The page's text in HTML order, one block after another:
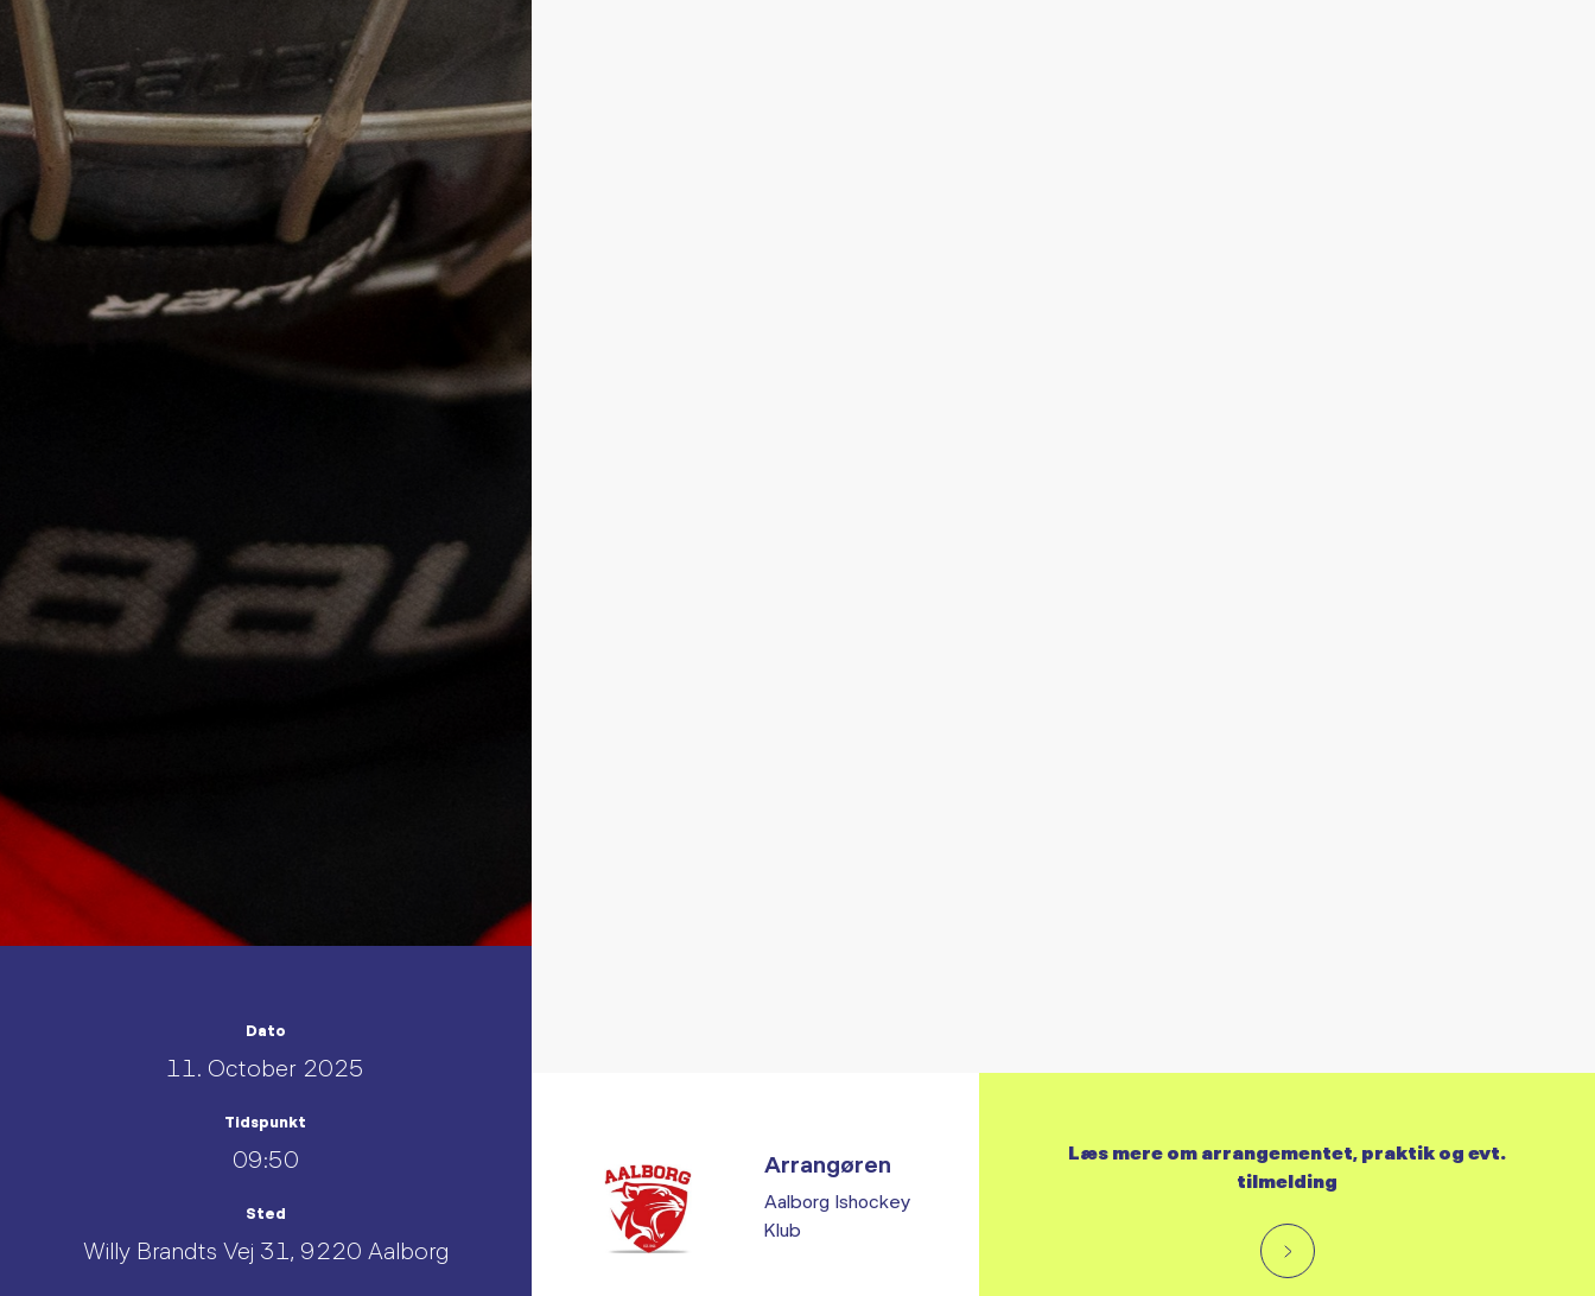
Dato
11. October 2025
Tidspunkt
09:50
Sted
Willy Brandts Vej 31, 9220 Aalborg
Arrangøren
Aalborg Ishockey
Klub
Læs mere om arrangementet, praktik og evt.
tilmelding